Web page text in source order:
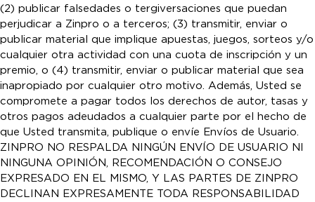
(2) publicar falsedades o tergiversaciones que puedan
perjudicar a Zinpro o a terceros; (3) transmitir, enviar o
publicar material que implique apuestas, juegos, sorteos y/o
cualquier otra actividad con una cuota de inscripción y un
premio, o (4) transmitir, enviar o publicar material que sea
inapropiado por cualquier otro motivo. Además, Usted se
compromete a pagar todos los derechos de autor, tasas y
otros pagos adeudados a cualquier parte por el hecho de
que Usted transmita, publique o envíe Envíos de Usuario.
ZINPRO NO RESPALDA NINGÚN ENVÍO DE USUARIO NI
NINGUNA OPINIÓN, RECOMENDACIÓN O CONSEJO
EXPRESADO EN EL MISMO, Y LAS PARTES DE ZINPRO
DECLINAN EXPRESAMENTE TODA RESPONSABILIDAD